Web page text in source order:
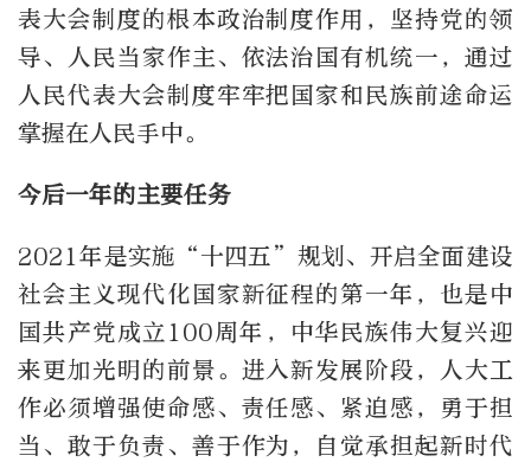
表大会制度的根本政治制度作用，坚持党的领
导、人民当家作主、依法治国有机统一，通过
人民代表大会制度牢牢把国家和民族前途命运
掌握在人民手中。
今后一年的主要任务
2021年是实施“十四五”规划、开启全面建设
社会主义现代化国家新征程的第一年，也是中
国共产党成立100周年，中华民族伟大复兴迎
来更加光明的前景。进入新发展阶段，人大工
作必须增强使命感、责任感、紧迫感，勇于担
当、敢于负责、善于作为，自觉承担起新时代